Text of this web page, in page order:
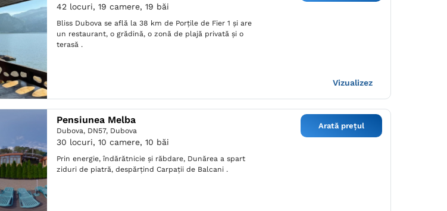
42 locuri, 19 camere, 19 băi
Bliss Dubova se află la 38 km de Porţile de Fier 1 și are
un restaurant, o grădină, o zonă de plajă privată și o
terasă .
Vizualizez
Pensiunea Melba
Dubova, DN57, Dubova
30 locuri, 10 camere, 10 băi
Prin energie, îndărătnicie şi răbdare, Dunărea a spart
ziduri de piatră, despărţind Carpaţii de Balcani .
Arată prețul